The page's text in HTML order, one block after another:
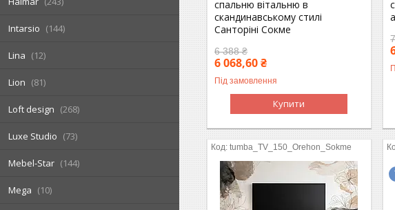
Intarsio 144
Lina 12
Lion 81
Loft design 268
Luxe Studio 73
Mebel-Star 144
Mega 10
спальню вітальню в
скандинавському стилі
Санторіні Сокме
6 388 ₴
6 068,60 ₴
Під замовлення
Купити
tumba_TV_150_Orehon_Sokme